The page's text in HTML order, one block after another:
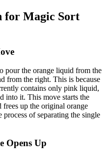
for Magic Sort
pour the orange liquid from the
from the right. This is because
contains only pink liquid,
into it. This move starts the
frees up the original orange
of separating the single
Opens Up